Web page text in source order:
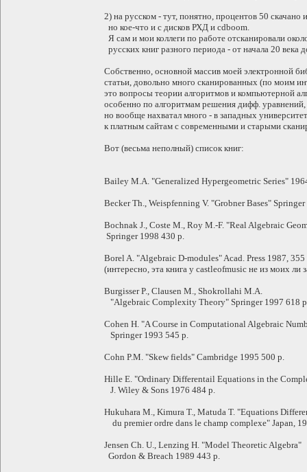
2) на русском - тут, понятно, процентов 50 скачано
но кое-что и с дисков РХД и cdboom.
Я сам и мои коллеги по работе отсканировали
русских книг разного периода - от начала 20 века
Собственно, основной массив моей электронной
статьи, довольно много сканированных (по моим
это вопросы теории алгоритмов и компьютерной
особенно по алгоритмам решения дифф. уравнений,
но вообще нахватал много - в западных
к платным сайтам с современными и старыми
Вот (весьма неполный) список книг:
Bailey M.A. "Generalized Hypergeometric Series"
Becker Th., Weispfenning V. "Grobner Bases"
Bochnak J., Coste M., Roy M.-F. "Real Algebraic
Springer 1998 430 p.
Borel A. "Algebraic D-modules" Acad. Press 1987, 355
(интересно, эта книга у castleofmusic не из моих ли
Burgisser P., Clausen M., Shokrollahi M.A.
"Algebraic Complexity Theory" Springer 1997 618
Cohen H. "A Course in Computational Algebraic
Springer 1993 545 p.
Cohn P.M. "Skew fields" Cambridge 1995 500 p.
Hille E. "Ordinary Differentail Equations in the
J. Wiley & Sons 1976 484 p.
Hukuhara M., Kimura T., Matuda T. "Equations
du premier ordre dans le champ complexe" Japan,
Jensen Ch. U., Lenzing H. "Model Theoretic Algebra"
Gordon & Breach 1989 443 p.